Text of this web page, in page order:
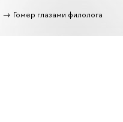
Гомер глазами филолога